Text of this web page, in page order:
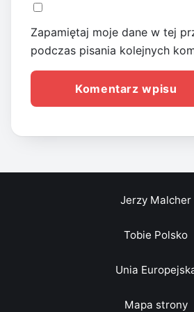
Zapamiętaj moje dane w tej
podczas pisania kolejnych
Jerzy Malcher
Tobie Polsko
Unia
Mapa strony